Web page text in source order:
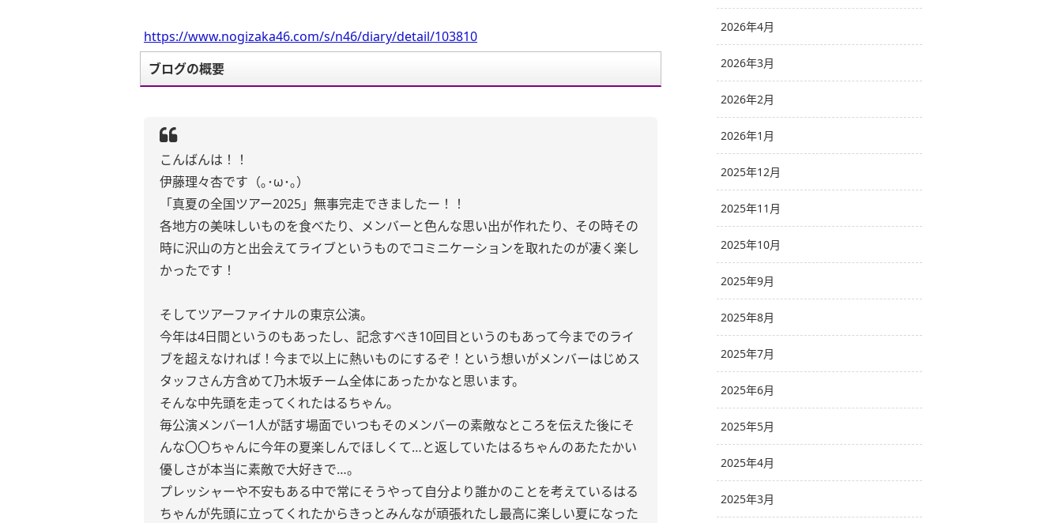
https://www.nogizaka46.com/s/n46/diary/detail/103810
ブログの概要
こんばんは！！
伊藤理々杏です（｡･ω･｡）
「真夏の全国ツアー2025」無事完走できましたー！！
各地方の美味しいものを食べたり、メンバーと色んな思い出が作れたり、その時その
時に沢山の方と出会えてライブというものでコミニケーションを取れたのが凄く楽し
かったです！
そしてツアーファイナルの東京公演。
今年は4日間というのもあったし、記念すべき10回目というのもあって今までのライ
ブを超えなければ！今まで以上に熱いものにするぞ！という想いがメンバーはじめス
タッフさん方含めて乃木坂チーム全体にあったかなと思います。
そんな中先頭を走ってくれたはるちゃん。
毎公演メンバー1人が話す場面でいつもそのメンバーの素敵なところを伝えた後にそ
んな〇〇ちゃんに今年の夏楽しんでほしくて…と返していたはるちゃんのあたたかい
優しさが本当に素敵で大好きで…。
プレッシャーや不安もある中で常にそうやって自分より誰かのことを考えているはる
ちゃんが先頭に立ってくれたからきっとみんなが頑張れたし最高に楽しい夏になった
2026年4月
2026年3月
2026年2月
2026年1月
2025年12月
2025年11月
2025年10月
2025年9月
2025年8月
2025年7月
2025年6月
2025年5月
2025年4月
2025年3月